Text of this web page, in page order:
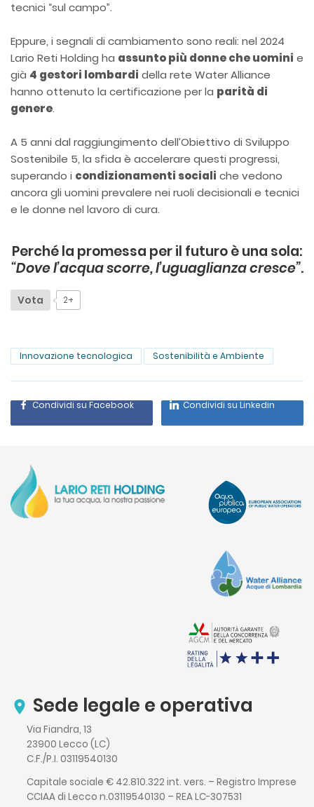
tecnici “sul campo”.
Eppure, i segnali di cambiamento sono reali: nel 2024
Lario Reti Holding ha assunto più donne che uomini e
già 4 gestori lombardi della rete Water Alliance
hanno ottenuto la certificazione per la parità di
genere.
A 5 anni dal raggiungimento dell’Obiettivo di Sviluppo
Sostenibile 5, la sfida è accelerare questi progressi,
superando i condizionamenti sociali che vedono
ancora gli uomini prevalere nei ruoli decisionali e tecnici
e le donne nel lavoro di cura.
Perché la promessa per il futuro è una sola:
“Dove l’acqua scorre, l’uguaglianza cresce”.
Vota 2+
Innovazione tecnologica Sostenibilità e Ambiente
Condividi su Facebook Condividi su Linkedin
Sede legale e operativa
Via Fiandra, 13
23900 Lecco (LC)
C.F./P.I. 03119540130
Capitale sociale € 42.810.322 int. vers. – Registro Imprese
CCIAA di Lecco n.03119540130 – REA LC-307531